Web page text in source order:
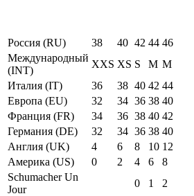
Россия (RU)
38 40 42 44 46
Международный
(INT)
XXS XS S M M
Италия (IT)
36 38 40 42 44
Европа (EU)
32 34 36 38 40
Франция (FR)
34 36 38 40 42
Германия (DE)
32 34 36 38 40
Англия (UK)
4 6 8 10 12
Америка (US)
0 2 4 6 8
Schumacher Un
Jour
0 1 2